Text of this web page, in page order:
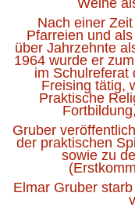
Nach einer
Pfarreien und
über Jahrzehnte
1964 wurde er
im Schulreferat
Freising tätig,
Praktische
Gruber
der praktischen
sowie zu
Elmar Gruber